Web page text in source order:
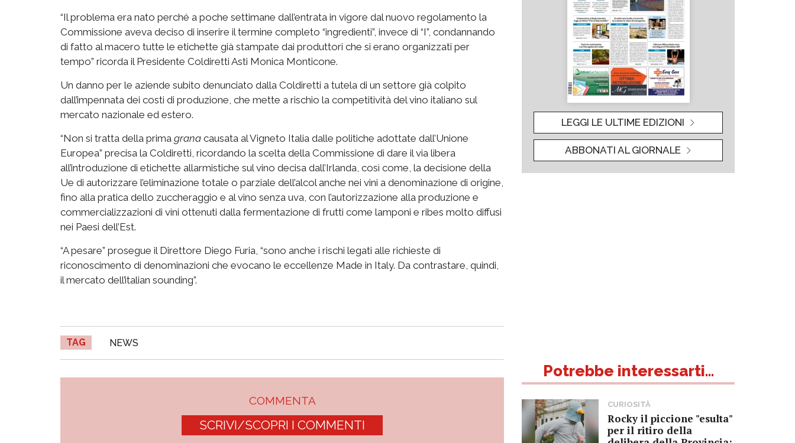
“Il problema era nato perché a poche settimane dall’entrata in vigore dal nuovo regolamento la
Commissione aveva deciso di inserire il termine completo “ingredienti”, invece di “I”, condannando
di fatto al macero tutte le etichette già stampate dai produttori che si erano organizzati per
tempo” ricorda il Presidente Coldiretti Asti Monica Monticone.
Un danno per le aziende subito denunciato dalla Coldiretti a tutela di un settore già colpito
dall’impennata dei costi di produzione, che mette a rischio la competitività del vino italiano sul
mercato nazionale ed estero.
“Non si tratta della prima grana causata al Vigneto Italia dalle politiche adottate dall’Unione
Europea” precisa la Coldiretti, ricordando la scelta della Commissione di dare il via libera
all’introduzione di etichette allarmistiche sul vino decisa dall’Irlanda, così come, la decisione della
Ue di autorizzare l’eliminazione totale o parziale dell’alcol anche nei vini a denominazione di origine,
fino alla pratica dello zuccheraggio e al vino senza uva, con l’autorizzazione alla produzione e
commercializzazioni di vini ottenuti dalla fermentazione di frutti come lamponi e ribes molto diffusi
nei Paesi dell’Est.
“A pesare” prosegue il Direttore Diego Furia, “sono anche i rischi legati alle richieste di
riconoscimento di denominazioni che evocano le eccellenze Made in Italy. Da contrastare, quindi,
il mercato dell’italian sounding”.
TAG NEWS
COMMENTA
SCRIVI/SCOPRI I COMMENTI
LEGGI LE ULTIME EDIZIONI
ABBONATI AL GIORNALE
Potrebbe interessarti...
CURIOSITÀ
Rocky il piccione "esulta"
per il ritiro della